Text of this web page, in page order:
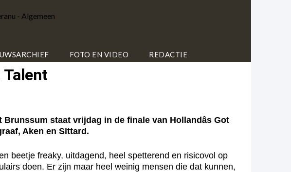
FOTO EN VIDEO REDACTIE
Talent
staat vrijdag in de finale van Hollandâs Got
Aken en Sittard.
beetje freaky, uitdagend, heel spetterend en risicovol op
doen. Er zijn maar heel weinig mensen die dat kunnen,